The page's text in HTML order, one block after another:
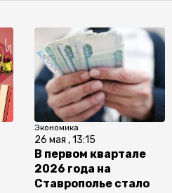
Экономика
26 мая , 13:15
В первом квартале
2026 года на
Ставрополье стало